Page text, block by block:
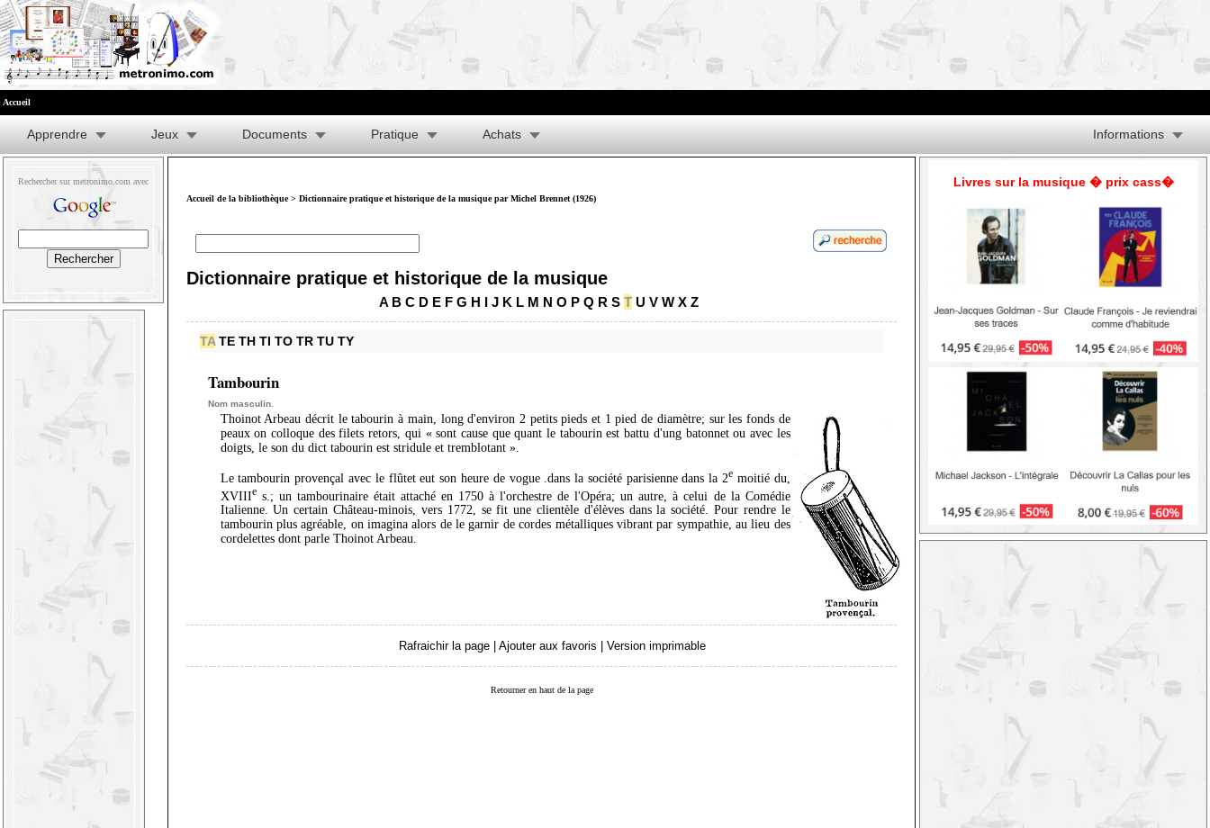
Accueil
Apprendre Jeux Documents Pratique Achats Informations
Rechercher sur metronimo.com avec
Accueil de la bibliothèque> Dictionnaire pratique et historique de la musique par Michel Brennet (1926)
Dictionnaire pratique et historique de la musique
A B C D E F G H I J K L M N O P Q R S T U V W X Z
TA TE TH TI TO TR TU TY
Tambourin
Nom masculin.
Thoinot Arbeau décrit le tabourin à main, long d'environ 2 petits pieds et 1 pied de diamètre; sur les fonds de
peaux on colloque des filets retors, qui « sont cause que quant le tabourin est battu d'ung batonnet ou avec les
doigts, le son du dict tabourin est stridule et tremblotant ».
Le tambourin provençal avec le flûtet eut son heure de vogue .dans la société parisienne dans la 2e moitié du,
XVIIIes.; un tambourinaire était attaché en 1750 à l'orchestre de l'Opéra; un autre, à celui de la Comédie
Italienne. Un certain Château-minois, vers 1772, se fit une clientèle d'élèves dans la société. Pour rendre le
tambourin plus agréable, on imagina alors de le garnir de cordes métalliques vibrant par sympathie, au lieu des
cordelettes dont parle Thoinot Arbeau.
Rafraichir la page Ajouter aux favoris Version imprimable
Retourner en haut de la page
Livres sur la musique � prix cass�